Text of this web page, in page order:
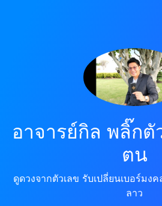
อาจารย์กิล พลิ๊กตั
ตน
ดูดวงจากตัวเลข รับเปลี่ยนเบอร์มง
ลาว